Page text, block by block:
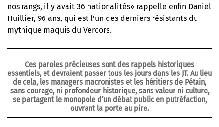
nos rangs, il y avait 36 nationalités» rappelle enfin Daniel
Huillier, 96 ans, qui est l’un des derniers résistants du
mythique maquis du Vercors.
Ces paroles précieuses sont des rappels historiques
essentiels, et devraient passer tous les jours dans les JT. Au lieu
de cela, les managers macronistes et les héritiers de Pétain,
sans courage, ni profondeur historique, sans valeur ni culture,
se partagent le monopole d’un débat public en putréfaction,
ouvrant la porte au pire.